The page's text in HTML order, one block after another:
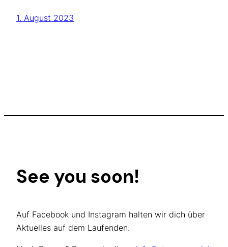
1. August 2023
See you soon!
Auf Facebook und Instagram halten wir dich über
Aktuelles auf dem Laufenden.